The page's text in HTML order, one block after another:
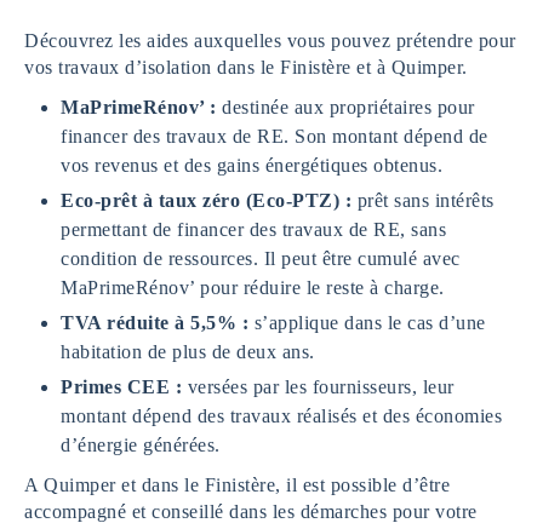
Découvrez les aides auxquelles vous pouvez prétendre pour
vos travaux d’isolation dans le Finistère et à Quimper.
MaPrimeRénov’ : destinée aux propriétaires pour
financer des travaux de RE. Son montant dépend de
vos revenus et des gains énergétiques obtenus.
Eco-prêt à taux zéro (Eco-PTZ) : prêt sans intérêts
permettant de financer des travaux de RE, sans
condition de ressources. Il peut être cumulé avec
MaPrimeRénov’ pour réduire le reste à charge.
TVA réduite à 5,5% : s’applique dans le cas d’une
habitation de plus de deux ans.
Primes CEE : versées par les fournisseurs, leur
montant dépend des travaux réalisés et des économies
d’énergie générées.
A Quimper et dans le Finistère, il est possible d’être
accompagné et conseillé dans les démarches pour votre